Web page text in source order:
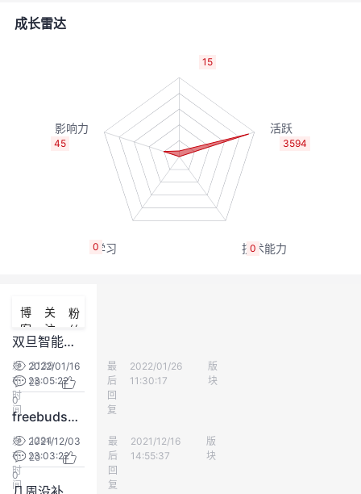
者
注
的
开
发
者
我
的
Programs
我
的
支
持
成长雷达
15
3594
0
0
45
博
客
关
注
粉
丝
双旦智能音箱变普通迷你蓝牙音箱
发
布
时
间
2022/01/16
23:05:22
最
后
回
复
vv v
2022/01/26
11:30:17
版
块
3139
29
0
freebuds无了，就差一点点就能换了
发
布
时
间
2021/12/03
23:03:22
最
后
回
复
yyyang
2021/12/16
14:55:37
版
块
1294
20
0